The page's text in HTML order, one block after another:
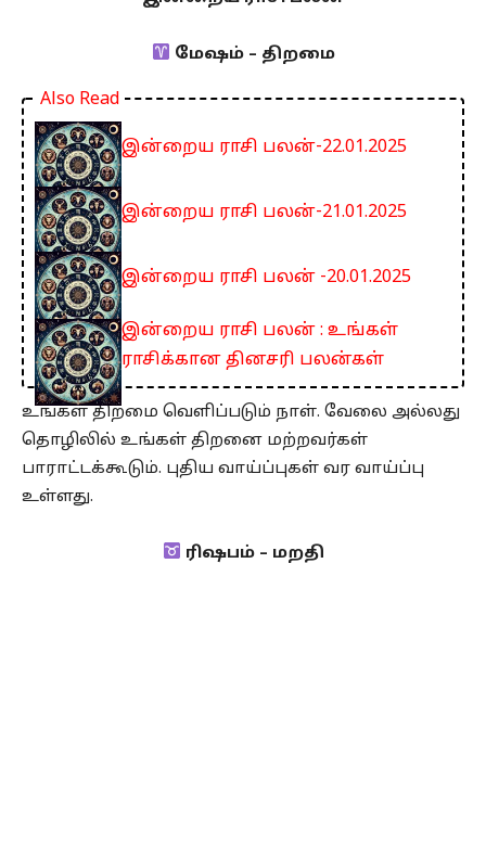
மேஷம் – திறமை
Also Read
இன்றைய ராசி பலன்-22.01.2025
இன்றைய ராசி பலன்-21.01.2025
இன்றைய ராசி பலன் -20.01.2025
இன்றைய ராசி பலன் : உங்கள்
ராசிக்கான தினசரி பலன்கள்
உங்கள் திறமை வெளிப்படும் நாள். வேலை அல்லது
தொழிலில் உங்கள் திறனை மற்றவர்கள்
பாராட்டக்கூடும். புதிய வாய்ப்புகள் வர வாய்ப்பு
உள்ளது.
ரிஷபம் – மறதி